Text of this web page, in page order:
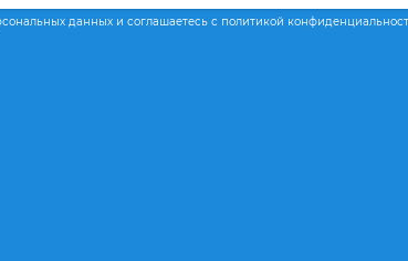
данных и соглашаетесь с политикой